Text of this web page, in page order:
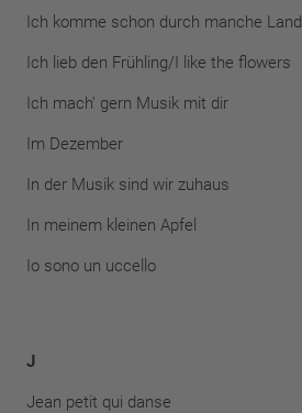
Ich komme schon durch manche Land
Ich lieb den Frühling/I like the flowers
Ich mach' gern Musik mit dir
Im Dezember
In der Musik sind wir zuhaus
In meinem kleinen Apfel
Io sono un uccello
J
Jean petit qui danse